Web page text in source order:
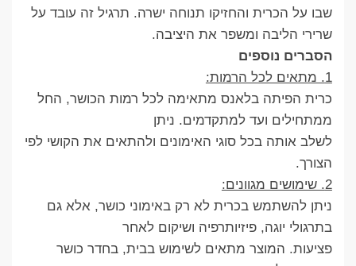
שבו על הכרית והחזיקו תנוחה ישרה. תרגיל זה עובד על
שרירי הליבה ומשפר את היציבה.
הסברים נוספים
1. מתאים לכל הרמות:
כרית הפיתה בלאנס מתאימה לכל רמות הכושר, החל
ממתחילים ועד למתקדמים. ניתן
לשלב אותה בכל סוגי האימונים ולהתאים את הקושי לפי
הצורך.
2. שימושים מגוונים:
ניתן להשתמש בכרית לא רק באימוני כושר, אלא גם
בתרגולי יוגה, פיזיותרפיה ושיקום לאחר
פציעות. המוצר מתאים לשימוש בבית, בחדר כושר